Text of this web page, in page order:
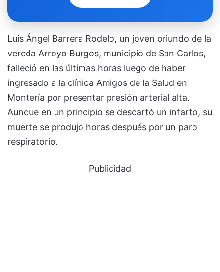
Luis Ángel Barrera Rodelo, un joven oriundo de la
vereda Arroyo Burgos, municipio de San Carlos,
falleció en las últimas horas luego de haber
ingresado a la clínica Amigos de la Salud en
Montería por presentar presión arterial alta.
Aunque en un principio se descartó un infarto, su
muerte se produjo horas después por un paro
respiratorio.
Publicidad